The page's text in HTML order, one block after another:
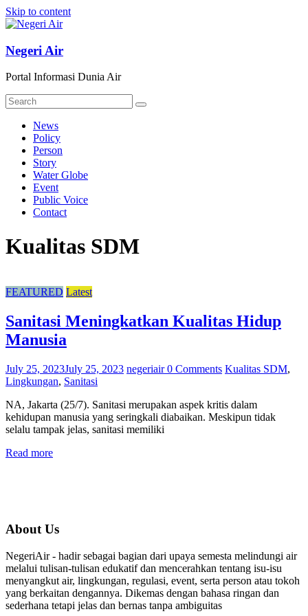
Skip to content
Negeri Air
Portal Informasi Dunia Air
News
Policy
Person
Story
Water Globe
Event
Public Voice
Contact
Kualitas SDM
FEATURED Latest
Sanitasi Meningkatkan Kualitas Hidup
Manusia
July 25, 2023July 25, 2023 negeriair0 Comments Kualitas SDM,
Lingkungan, Sanitasi
NA, Jakarta (25/7). Sanitasi merupakan aspek kritis dalam
kehidupan manusia yang seringkali diabaikan. Meskipun tidak
selalu tampak jelas, sanitasi memiliki
Read more
About Us
NegeriAir - hadir sebagai bagian dari upaya semesta melindungi air
melalui tulisan-tulisan edukatif dan mencerahkan tentang isu-isu
menyangkut air, lingkungan, regulasi, event, serta person atau tokoh
yang berkaitan dengannya. Dikemas dengan bahasa ringan dan
sederhana tetapi jelas dan bernas tanpa ambiguitas